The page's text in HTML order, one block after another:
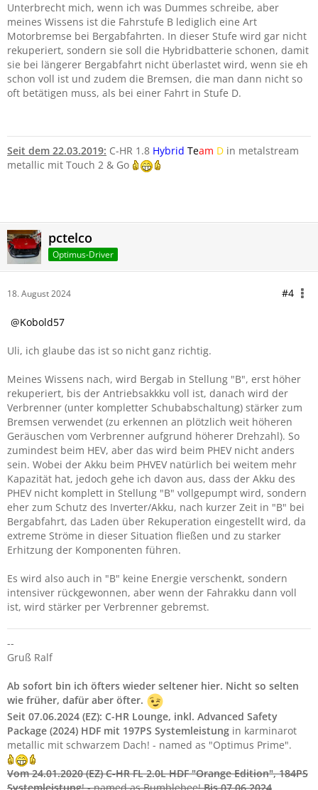
Unterbrecht mich, wenn ich was Dummes schreibe, aber
meines Wissens ist die Fahrstufe B lediglich eine Art
Motorbremse bei Bergabfahrten. In dieser Stufe wird gar nicht
rekuperiert, sondern sie soll die Hybridbatterie schonen, damit
sie bei längerer Bergabfahrt nicht überlastet wird, wenn sie eh
schon voll ist und zudem die Bremsen, die man dann nicht so
oft betätigen muss, als bei einer Fahrt in Stufe D.
Seit dem 22.03.2019: C-HR 1.8 Hybrid Team D in metalstream
metallic mit Touch 2 & Go
pctelco
Optimus-Driver
18. August 2024 #4
Kobold57
Uli, ich glaube das ist so nicht ganz richtig.
Meines Wissens nach, wird Bergab in Stellung "B", erst höher
rekuperiert, bis der Antriebsakkku voll ist, danach wird der
Verbrenner (unter kompletter Schubabschaltung) stärker zum
Bremsen verwendet (zu erkennen an plötzlich weit höheren
Geräuschen vom Verbrenner aufgrund höherer Drehzahl). So
zumindest beim HEV, aber das wird beim PHEV nicht anders
sein. Wobei der Akku beim PHVEV natürlich bei weitem mehr
Kapazität hat, jedoch gehe ich davon aus, dass der Akku des
PHEV nicht komplett in Stellung "B" vollgepumpt wird, sondern
eher zum Schutz des Inverter/Akku, nach kurzer Zeit in "B" bei
Bergabfahrt, das Laden über Rekuperation eingestellt wird, da
extreme Ströme in dieser Situation fließen und zu starker
Erhitzung der Komponenten führen.
Es wird also auch in "B" keine Energie verschenkt, sondern
intensiver rückgewonnen, aber wenn der Fahrakku dann voll
ist, wird stärker per Verbrenner gebremst.
--
Gruß Ralf
Ab sofort bin ich öfters wieder seltener hier. Nicht so selten
wie früher, dafür aber öfter.
Seit 07.06.2024 (EZ): C-HR Lounge, inkl. Advanced Safety
Package (2024) HDF mit 197PS Systemleistung in karminarot
metallic mit schwarzem Dach! - named as "Optimus Prime".
Vom 24.01.2020 (EZ) C-HR FL 2.0L HDF "Orange Edition", 184PS